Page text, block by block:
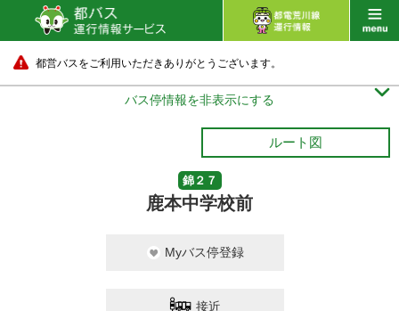
都営バスをご利用いただきありがとうございます。
バス停情報を非表示にする 
ルート図
錦２７
鹿本中学校前
Myバス停登録
接近